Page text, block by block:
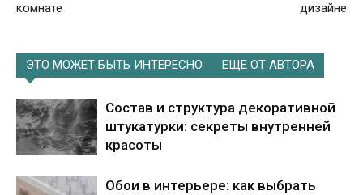
комнате
дизайне
ЭТО МОЖЕТ БЫТЬ ИНТЕРЕСНО ЕЩЕ ОТ АВТОРА
Состав и структура декоративной
штукатурки: секреты внутренней
красоты
Обои в интерьере: как выбрать